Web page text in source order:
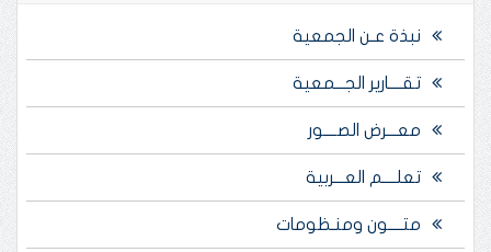
نبذة عـن الجمعية
تقــــارير الجـــمعية
معـــرض الصــــور
تعلــــم العـــربية
متــــون ومنـظومات